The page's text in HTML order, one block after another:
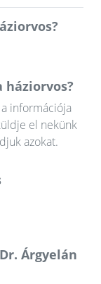
háziorvos?
információja
el nekünk
azokat.
Árgyelán